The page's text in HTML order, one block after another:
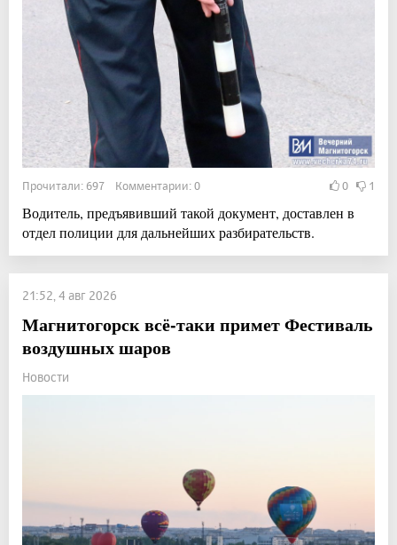
Прочитали: 697 Комментарии: 0 0 1
Водитель, предъявивший такой документ, доставлен в
отдел полиции для дальнейших разбирательств.
21:52, 4 авг 2026
Магнитогорск всё-таки примет Фестиваль
воздушных шаров
Новости